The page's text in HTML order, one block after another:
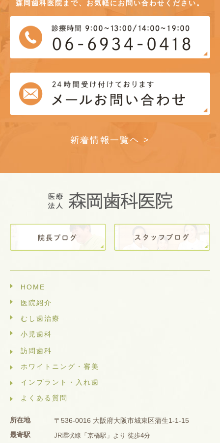
森岡歯科医院まで、お気軽にお問い合わせください。
新着情報一覧へ >
HOME
医院紹介
むし歯治療
小児歯科
訪問歯科
ホワイトニング・審美
インプラント・入れ歯
よくある質問
所在地
〒536-0016 大阪府大阪市城東区蒲生1-1-15
最寄駅
JR環状線「京橋駅」より 徒歩4分